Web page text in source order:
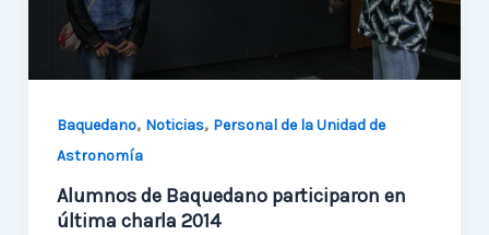
Baquedano, Noticias, Personal de la Unidad de
Astronomía
Alumnos de Baquedano participaron en
última charla 2014